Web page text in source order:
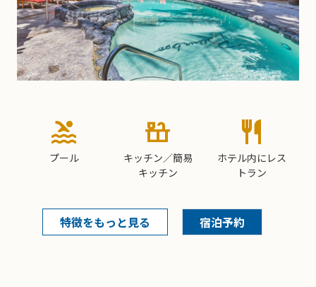
pool
プール
countertops
キッチン／簡易
キッチン
restaurant
ホテル内にレス
トラン
特徴をもっと見る 宿泊予約